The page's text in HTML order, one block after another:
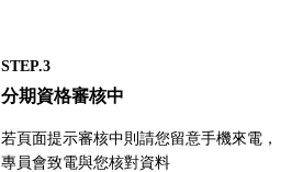
STEP.3
分期資格審核中
若頁面提示審核中則請您留意手機來電，
專員會致電與您核對資料